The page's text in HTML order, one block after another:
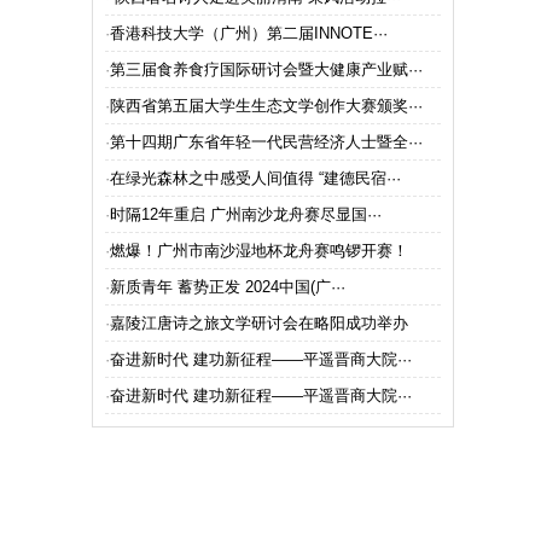
·香港科技大学（广州）第二届INNOTE···
·第三届食养食疗国际研讨会暨大健康产业赋···
·陕西省第五届大学生生态文学创作大赛颁奖···
·第十四期广东省年轻一代民营经济人士暨全···
·在绿光森林之中感受人间值得 “建德民宿···
·时隔12年重启 广州南沙龙舟赛尽显国···
·燃爆！广州市南沙湿地杯龙舟赛鸣锣开赛！
·新质青年 蓄势正发 2024中国(广···
·嘉陵江唐诗之旅文学研讨会在略阳成功举办
·奋进新时代 建功新征程——平遥晋商大院···
·奋进新时代 建功新征程——平遥晋商大院···